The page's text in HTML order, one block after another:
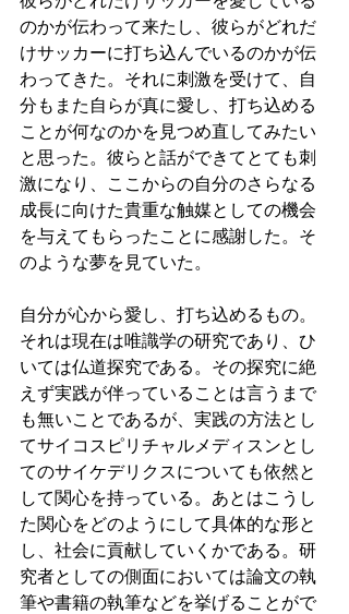
のかが伝わって来たし、彼らがどれだ
けサッカーに打ち込んでいるのかが伝
わってきた。それに刺激を受けて、自
分もまた自らが真に愛し、打ち込める
ことが何なのかを見つめ直してみたい
と思った。彼らと話ができてとても刺
激になり、ここからの自分のさらなる
成長に向けた貴重な触媒としての機会
を与えてもらったことに感謝した。そ
のような夢を見ていた。
自分が心から愛し、打ち込めるもの。
それは現在は唯識学の研究であり、ひ
いては仏道探究である。その探究に絶
えず実践が伴っていることは言うまで
も無いことであるが、実践の方法とし
てサイコスピリチャルメディスンとし
てのサイケデリクスについても依然と
して関心を持っている。あとはこうし
た関心をどのようにして具体的な形と
し、社会に貢献していくかである。研
究者としての側面においては論文の執
筆や書籍の執筆などを挙げることがで